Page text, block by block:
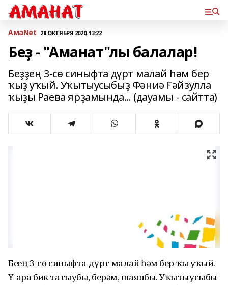
АмаNet 28 ОКТЯБРЯ 2020, 13:22
Беҙ - "Аманат"лы балалар!
Беҙҙең 3-сө синыфта дүрт малай һәм бер
ҡыҙ уҡый. Уҡытыусыбыҙ Фәниә Ғәйзулла
ҡыҙы Раева ярҙамында... (дауамы - сайтта)
Беҙҙең 3-сө синыфта дүрт малай һәм бер ҡыҙ уҡый.
Үҙ-ара бик татыубыҙ, берҙәм, шаянбыҙ. Уҡытыусыбыҙ